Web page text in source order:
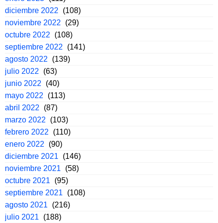
diciembre 2022
(108)
noviembre 2022
(29)
octubre 2022
(108)
septiembre 2022
(141)
agosto 2022
(139)
julio 2022
(63)
junio 2022
(40)
mayo 2022
(113)
abril 2022
(87)
marzo 2022
(103)
febrero 2022
(110)
enero 2022
(90)
diciembre 2021
(146)
noviembre 2021
(58)
octubre 2021
(95)
septiembre 2021
(108)
agosto 2021
(216)
julio 2021
(188)